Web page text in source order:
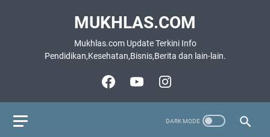
MUKHLAS.COM
Mukhlas.com Update Terkini Info
Pendidikan,Kesehatan,Bisnis,Berita dan lain-lain.